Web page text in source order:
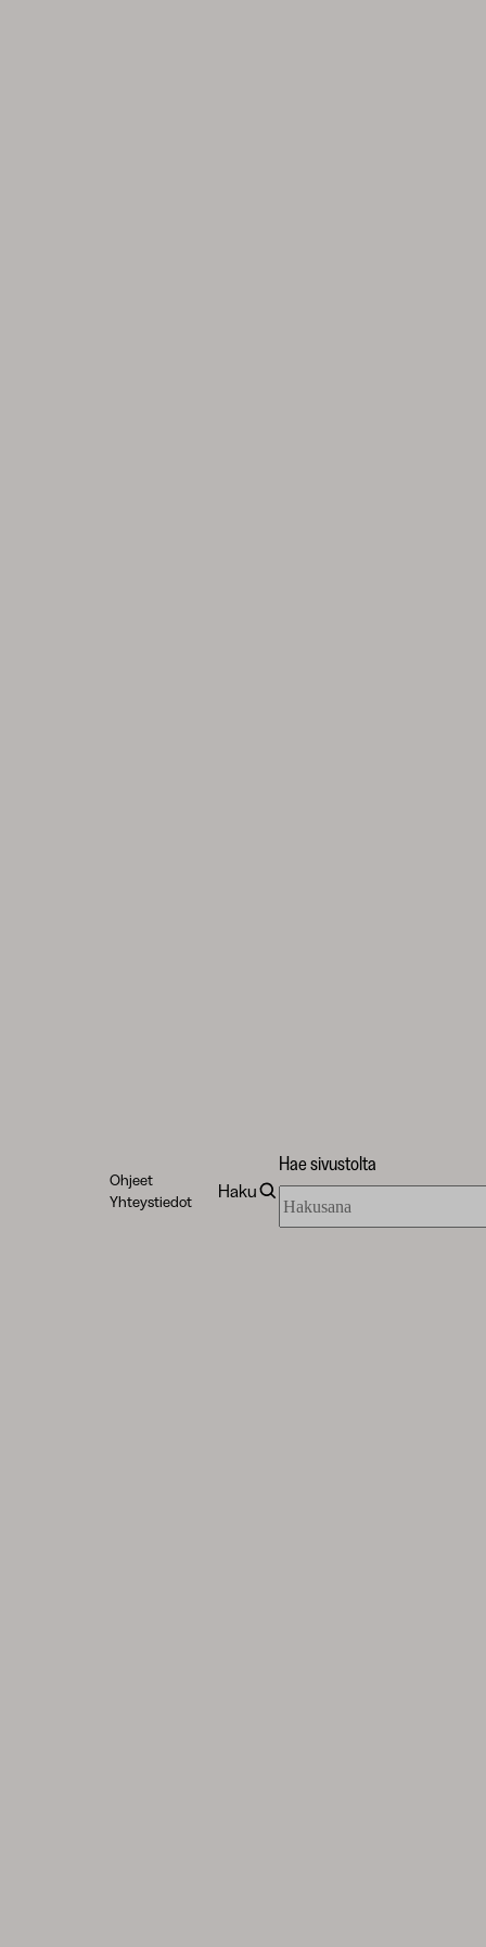
Ohjeet
Yhteystiedot
Haku
Hae sivustolta
sivustolta